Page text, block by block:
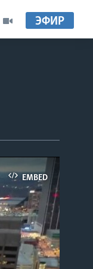
ЭФИР
EMBED